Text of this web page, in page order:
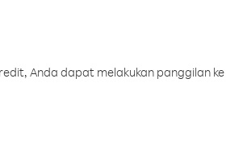
Anda dapat melakukan panggilan ke